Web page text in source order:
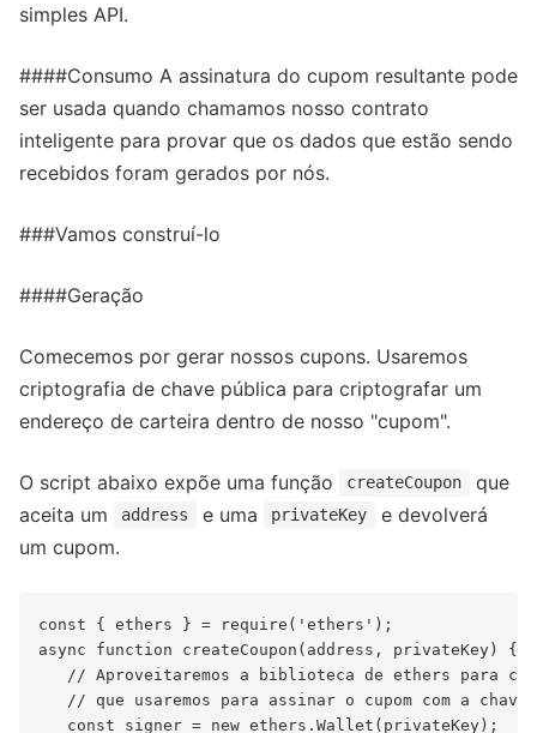
simples API.
####Consumo A assinatura do cupom resultante pode
ser usada quando chamamos nosso contrato
inteligente para provar que os dados que estão sendo
recebidos foram gerados por nós.
###Vamos construí-lo
####Geração
Comecemos por gerar nossos cupons. Usaremos
criptografia de chave pública para criptografar um
endereço de carteira dentro de nosso "cupom".
O script abaixo expõe uma função createCoupon
que
aceita um
address e uma privateKey
e devolverá
um cupom.
const { ethers } = require('ethers');
async function createCoupon(address, privateKey) {
// Aproveitaremos a biblioteca de ethers para
// que usaremos para assinar o cupom com a chave
   const signer = new ethers.Wallet(privateKey);